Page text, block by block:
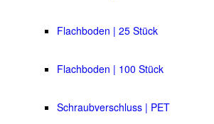
Flachboden | 25 Stück
Flachboden | 100 Stück
Schraubverschluss | PET